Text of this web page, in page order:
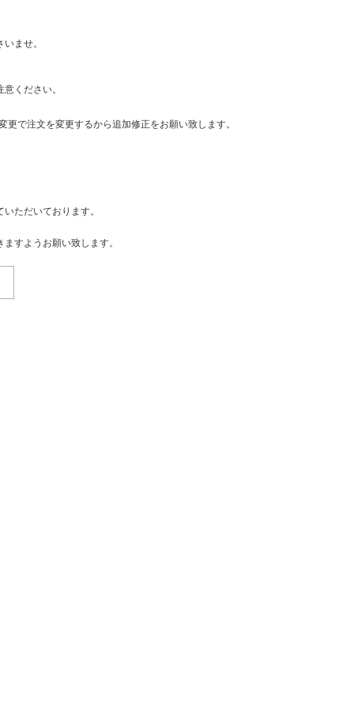
ませ。
ください。
で注文を変更するから追加修正をお願い致します。
ただいております。
すようお願い致します。